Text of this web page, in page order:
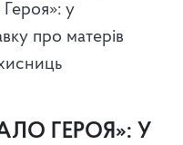
у
про матерів
ГЕРОЯ»: У